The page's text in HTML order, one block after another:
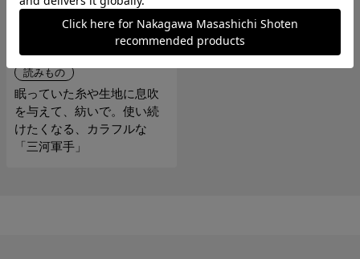
読みもの
眠っていた糸や生地に息吹
を与えて、紡いで。使い続
けたくなる、カラフルな
「三河軍手」